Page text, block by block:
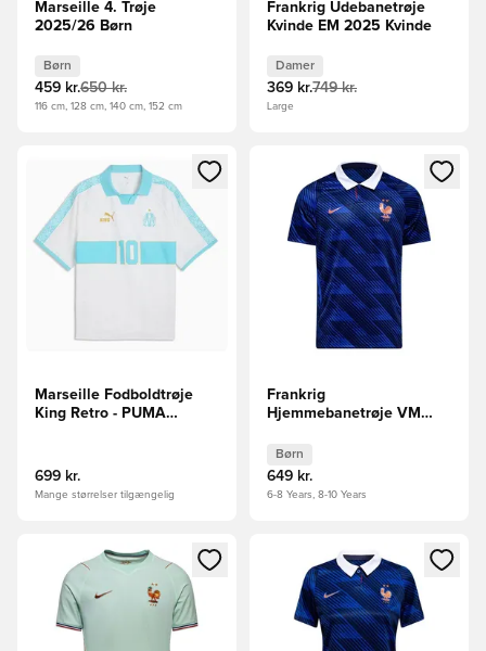
Marseille 4. Trøje
2025/26 Børn
Børn
459 kr.650 kr.
116 cm, 128 cm, 140 cm, 152 cm
Frankrig Udebanetrøje
Kvinde EM 2025 Kvinde
Damer
369 kr.749 kr.
Large
Åbner en Modal til at logge ind eller tilmelde dig som
Marseille Fodboldtrøje
King Retro - PUMA
699 kr.
Mange størrelser tilgængelig
Åbner en Modal til at logge
Frankrig
Hjemmebanetrøje VM
Børn
649 kr.
6-8 Years, 8-10 Years
Åbner en Modal til at logge ind eller tilmelde dig som
Åbner en Modal til at logge